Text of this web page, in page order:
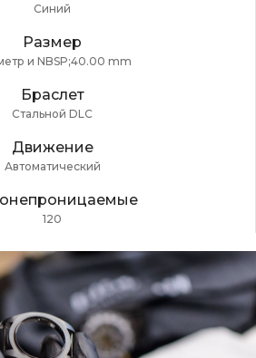
Синий
Размер
и NBSP;40.00 mm
Браслет
Стальной DLC
Движение
Автоматический
120